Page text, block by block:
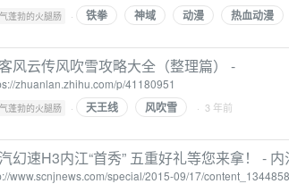
蓬勃的火腿肠 · 铁拳 神域 动漫 热血动漫
风云传风吹雪攻略大全（整理篇） -
zhuanlan.zhihu.com/p/41180951
蓬勃的火腿肠 · 天王线 风吹雪 · 3 年前
幻速H3内江“首秀” 五重好礼等您来拿！ -
www.scnjnews.com/special/2015-09/17/